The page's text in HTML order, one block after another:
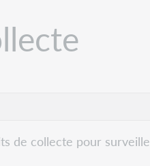
de collecte pour